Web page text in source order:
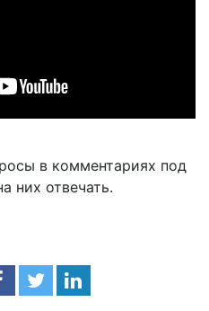
в комментариях под
них отвечать.